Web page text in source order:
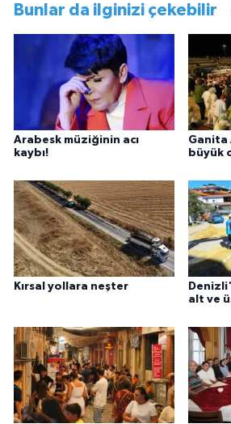
Bunlar da ilginizi çekebilir
Arabesk müziğinin acı
kaybı!
Ganita
büyük
Kırsal yollara neşter
alt ve